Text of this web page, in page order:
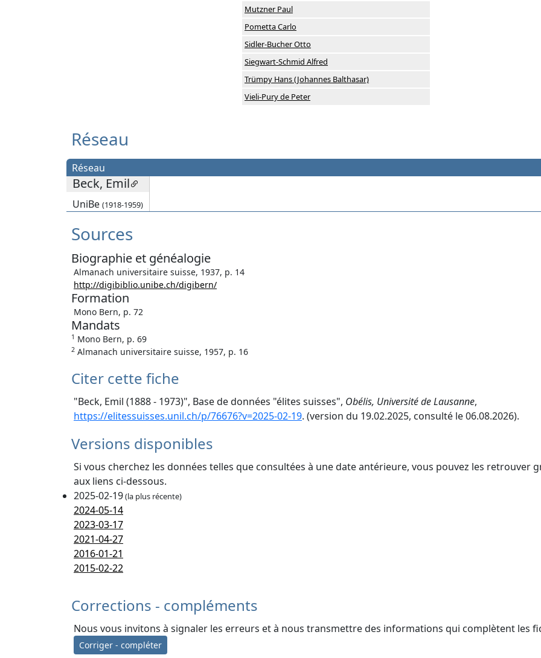
Mutzner Paul
Pometta Carlo
Sidler-Bucher Otto
Siegwart-Schmid Alfred
Trümpy Hans (Johannes Balthasar)
Vieli-Pury de Peter
Réseau
Réseau
Beck, Emil
UniBe (1918-1959)
Sources
Biographie et généalogie
Almanach universitaire suisse, 1937, p. 14
http://digibiblio.unibe.ch/digibern/
Formation
Mono Bern, p. 72
Mandats
1 Mono Bern, p. 69
2 Almanach universitaire suisse, 1957, p. 16
Citer cette fiche
"Beck, Emil (1888 - 1973)", Base de données "élites suisses", Obélis, Université de Lausanne,
https://elitessuisses.unil.ch/p/76676?v=2025-02-19. (version du 19.02.2025, consulté le 06.08.2026).
Versions disponibles
Si vous cherchez les données telles que consultées à une date antérieure, vous pouvez les retrouver
aux liens ci-dessous.
2025-02-19(la plus récente)
2024-05-14
2023-03-17
2021-04-27
2016-01-21
2015-02-22
Corrections - compléments
Nous vous invitons à signaler les erreurs et à nous transmettre des informations qui complètent les
Corriger - compléter